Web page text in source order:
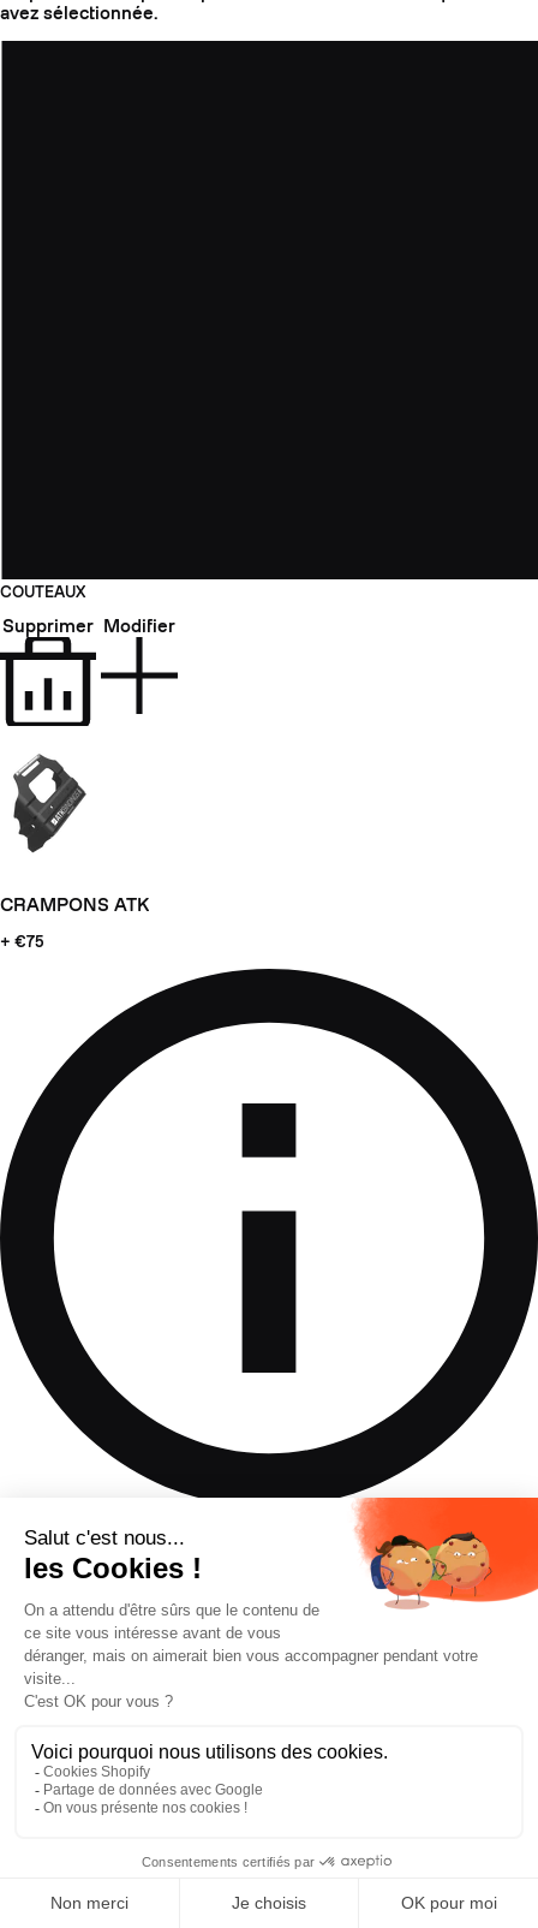
avez sélectionnée.
COUTEAUX
Supprimer Modifier
CRAMPONS ATK
+ €75
Ce produit n'est pas disponible dans la taille de ski que vous
avez sélectionnée.
Trouver un revendeur
Réserver un essai